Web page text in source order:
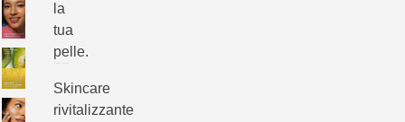
la
tua
pelle.
Skincare
rivitalizzante